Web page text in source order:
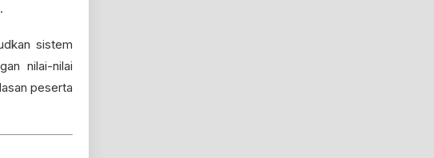
sistem
nilai-nilai
peserta